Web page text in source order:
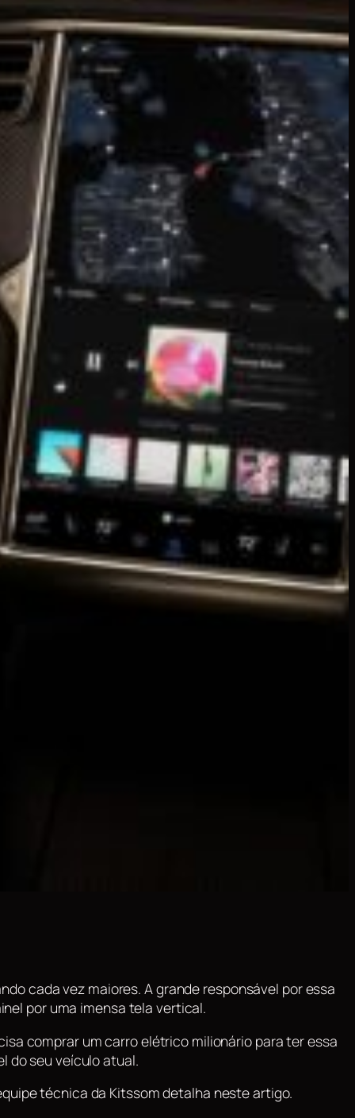
cada vez maiores. A grande responsável por essa
por uma imensa tela vertical.
comprar um carro elétrico milionário para ter essa
do seu veículo atual.
técnica da Kitssom detalha neste artigo.